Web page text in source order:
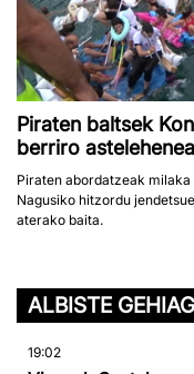
Piraten baltsek
berriro
Piraten abordatzeak
Nagusiko hitzordu
aterako baita.
ALBISTE
19:02